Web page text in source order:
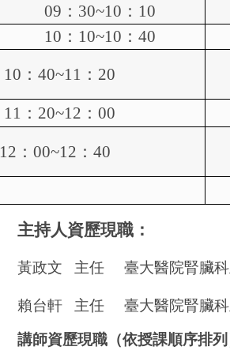
09 ： 30~10 ： 10
10 ： 10~10 ：40
10 ： 40~11 ： 20
11 ： 20~12 ： 00
12 ：00~12 ：40
主持人資歷現職：
黃政文 主任 臺大醫院腎臟
賴台軒 主任 臺大醫院腎臟
講師資歷現職（依授課順序排列